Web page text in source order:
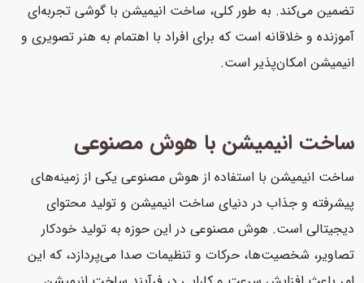
تضمین می‌کند. به طور کلی، ساخت انیمیشن با گوشی تجربه‌ای
آموزنده و خلاقانه است که برای افراد با اهتمام به هنر تصویری و
انیمیشن امکان‌پذیر است.
ساخت انیمیشن با هوش مصنوعی
ساخت انیمیشن با استفاده از هوش مصنوعی یکی از زمینه‌های
پیشرفته و جذاب در دنیای ساخت انیمیشن و تولید محتوای
دیجیتالی است. هوش مصنوعی در این حوزه به تولید خودکار
تصاویر، شخصیت‌ها، حرکات و تنظیمات صدا می‌پردازد، که این